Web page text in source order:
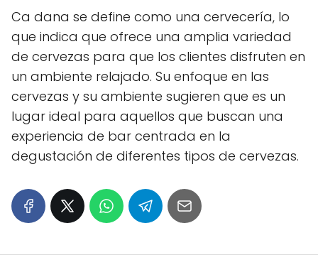
Ca dana se define como una cervecería, lo
que indica que ofrece una amplia variedad
de cervezas para que los clientes disfruten en
un ambiente relajado. Su enfoque en las
cervezas y su ambiente sugieren que es un
lugar ideal para aquellos que buscan una
experiencia de bar centrada en la
degustación de diferentes tipos de cervezas.